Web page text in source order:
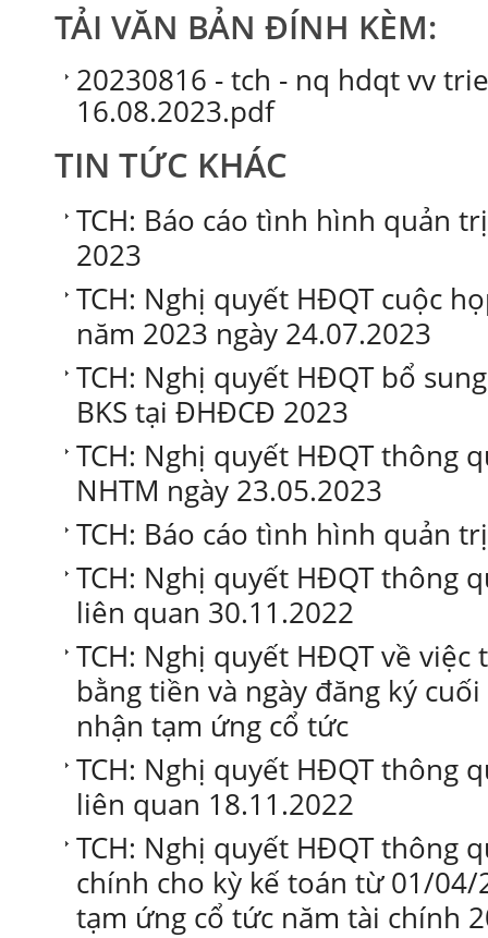
TẢI VĂN BẢN ĐÍNH KÈM:
20230816 - tch - nq hdqt vv
16.08.2023.pdf
TIN TỨC KHÁC
TCH: Báo cáo tình hình quản
2023
TCH: Nghị quyết HĐQT cuộc
năm 2023 ngày 24.07.2023
TCH: Nghị quyết HĐQT bổ
BKS tại ĐHĐCĐ 2023
TCH: Nghị quyết HĐQT thông
NHTM ngày 23.05.2023
TCH: Báo cáo tình hình quản
TCH: Nghị quyết HĐQT thông
liên quan 30.11.2022
TCH: Nghị quyết HĐQT về
bằng tiền và ngày đăng ký
nhận tạm ứng cổ tức
TCH: Nghị quyết HĐQT thông
liên quan 18.11.2022
TCH: Nghị quyết HĐQT thông
chính cho kỳ kế toán từ 01/
tạm ứng cổ tức năm tài chính